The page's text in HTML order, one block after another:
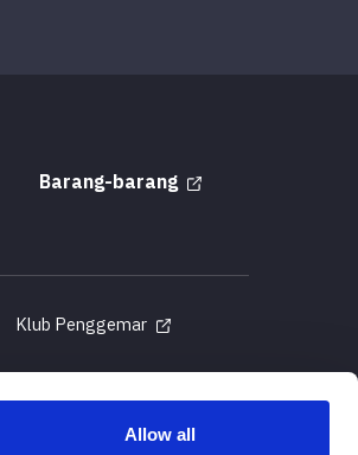
Allow all
Barang-barang
Klub Penggemar